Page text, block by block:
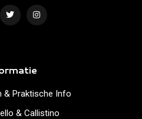
& Praktische Info
& Callistino